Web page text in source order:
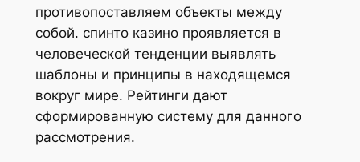
противопоставляем объекты между
собой. спинто казино проявляется в
человеческой тенденции выявлять
шаблоны и принципы в находящемся
вокруг мире. Рейтинги дают
сформированную систему для данного
рассмотрения.